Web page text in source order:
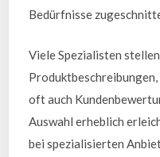
Bedürfnisse
Viele Spezialisten
oft auch
Auswahl erheblich
bei spezialisierten